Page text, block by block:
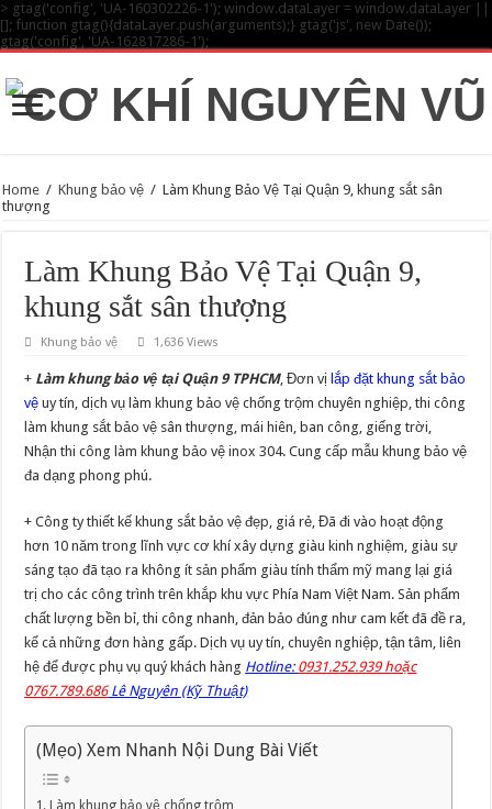
> gtag('config', 'UA-160302226-1'); window.dataLayer = window.dataLayer ||
[]; function gtag(){dataLayer.push(arguments);} gtag('js', new Date());
gtag('config', 'UA-162817286-1');
Home / Khung bảo vệ / Làm Khung Bảo Vệ Tại Quận 9, khung sắt sân
thượng
Làm Khung Bảo Vệ Tại Quận 9,
khung sắt sân thượng
Khung bảo vệ 1,636 Views
+ Làm khung bảo vệ tại Quận 9 TPHCM, Đơn vị lắp đặt khung sắt bảo
vệ uy tín, dịch vụ làm khung bảo vệ chống trộm chuyên nghiệp, thi công
làm khung sắt bảo vệ sân thượng, mái hiên, ban công, giếng trời,
Nhận thi công làm khung bảo vệ inox 304. Cung cấp mẫu khung bảo vệ
đa dạng phong phú.
+ Công ty thiết kế khung sắt bảo vệ đẹp, giá rẻ, Đã đi vào hoạt động
hơn 10 năm trong lĩnh vực cơ khí xây dựng giàu kinh nghiệm, giàu sự
sáng tạo đã tạo ra không ít sản phẩm giàu tính thẩm mỹ mang lại giá
trị cho các công trình trên khắp khu vực Phía Nam Việt Nam. Sản phẩm
chất lượng bền bỉ, thi công nhanh, đản bảo đúng như cam kết đã đề ra,
kể cả những đơn hàng gấp. Dịch vụ uy tín, chuyên nghiệp, tận tâm, liên
hệ để được phụ vụ quý khách hàng Hotline:0931.252.939 hoặc
0767.789.686Lê Nguyên (Kỹ Thuật)
(Mẹo) Xem Nhanh Nội Dung Bài Viết
Làm khung bảo vệ chống trộm